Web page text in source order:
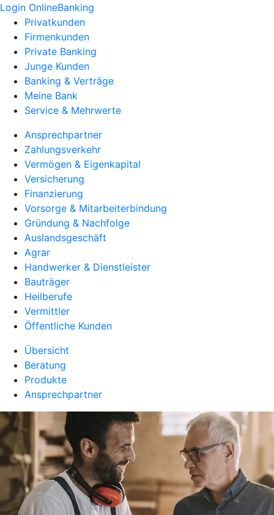
Login OnlineBanking
Privatkunden
Firmenkunden
Private Banking
Junge Kunden
Banking & Verträge
Meine Bank
Service & Mehrwerte
Ansprechpartner
Zahlungsverkehr
Vermögen & Eigenkapital
Versicherung
Finanzierung
Vorsorge & Mitarbeiterbindung
Gründung & Nachfolge
Auslandsgeschäft
Agrar
Handwerker & Dienstleister
Bauträger
Heilberufe
Vermittler
Öffentliche Kunden
Übersicht
Beratung
Produkte
Ansprechpartner